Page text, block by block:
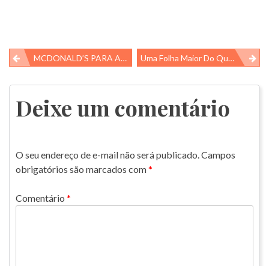
Navegação
de
Post
MCDONALD’S PARA ABELHAS Uma Folha Maior Do Que Você!
Deixe um comentário
O seu endereço de e-mail não será publicado.Campos
obrigatórios são marcados com*
Comentário *